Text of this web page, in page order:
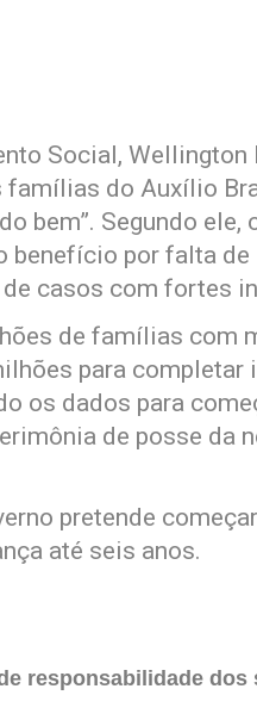
Social, Wellington
famílias do Auxílio
bem”. Segundo
benefício por falta
casos com fortes
de famílias com
para
os dados para
de posse da
pretende
até seis anos.
responsabilidade dos